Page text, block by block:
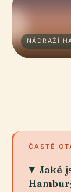
NÁDRAŽÍ
ČASTÉ
Jaké